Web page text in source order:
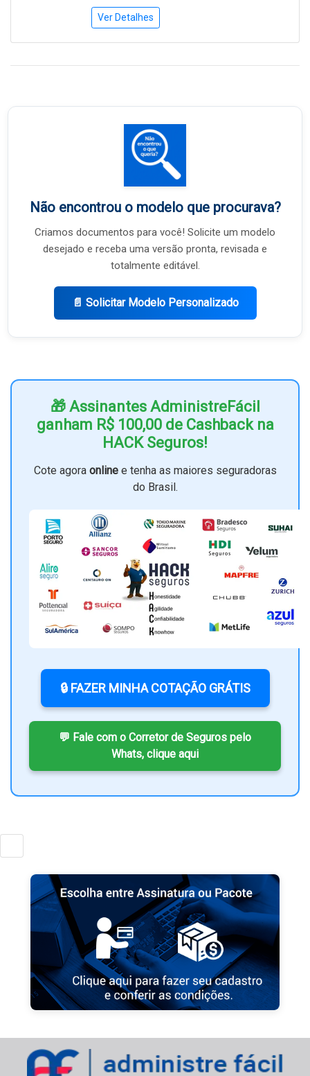
Ver Detalhes
Não encontrou o modelo que procurava?
Criamos documentos para você! Solicite um modelo
desejado e receba uma versão pronta, revisada e
totalmente editável.
📄 Solicitar Modelo Personalizado
🎁 Assinantes AdministreFácil
ganham R$ 100,00 de Cashback na
HACK Seguros!
Cote agora onlinee tenha as maiores seguradoras
do Brasil.
🔒 FAZER MINHA COTAÇÃO GRÁTIS
💬 Fale com o Corretor de Seguros pelo
Whats, clique aqui